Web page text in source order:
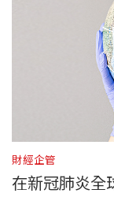
財經企管
在新冠肺炎全